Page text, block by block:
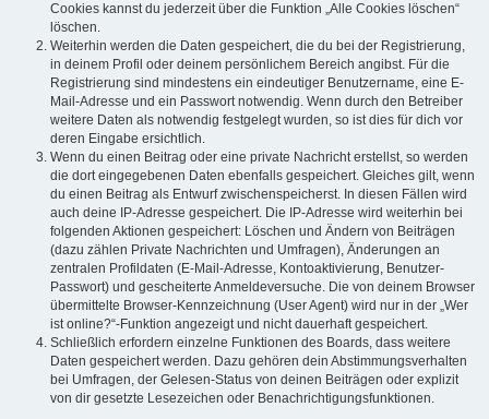
Cookies kannst du jederzeit über die Funktion „Alle Cookies löschen“
löschen.
Weiterhin werden die Daten gespeichert, die du bei der Registrierung,
in deinem Profil oder deinem persönlichem Bereich angibst. Für die
Registrierung sind mindestens ein eindeutiger Benutzername, eine E-
Mail-Adresse und ein Passwort notwendig. Wenn durch den Betreiber
weitere Daten als notwendig festgelegt wurden, so ist dies für dich vor
deren Eingabe ersichtlich.
Wenn du einen Beitrag oder eine private Nachricht erstellst, so werden
die dort eingegebenen Daten ebenfalls gespeichert. Gleiches gilt, wenn
du einen Beitrag als Entwurf zwischenspeicherst. In diesen Fällen wird
auch deine IP-Adresse gespeichert. Die IP-Adresse wird weiterhin bei
folgenden Aktionen gespeichert: Löschen und Ändern von Beiträgen
(dazu zählen Private Nachrichten und Umfragen), Änderungen an
zentralen Profildaten (E-Mail-Adresse, Kontoaktivierung, Benutzer-
Passwort) und gescheiterte Anmeldeversuche. Die von deinem Browser
übermittelte Browser-Kennzeichnung (User Agent) wird nur in der „Wer
ist online?“-Funktion angezeigt und nicht dauerhaft gespeichert.
Schließlich erfordern einzelne Funktionen des Boards, dass weitere
Daten gespeichert werden. Dazu gehören dein Abstimmungsverhalten
bei Umfragen, der Gelesen-Status von deinen Beiträgen oder explizit
von dir gesetzte Lesezeichen oder Benachrichtigungsfunktionen.